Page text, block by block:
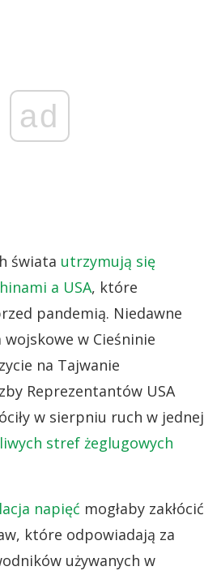
ad
świata utrzymują się
a USA, które
pandemią. Niedawne
w Cieśninie
na Tajwanie
Reprezentantów USA
w sierpniu ruch w jednej
stref żeglugowych
napięć mogłaby zakłócić
które odpowiadają za
używanych w